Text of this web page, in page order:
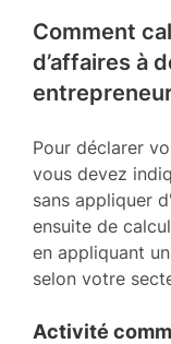
Comment
d’affaires à
Pour déclarer
vous devez
sans appliquer
ensuite de
en appliquant un
selon votre
Activité